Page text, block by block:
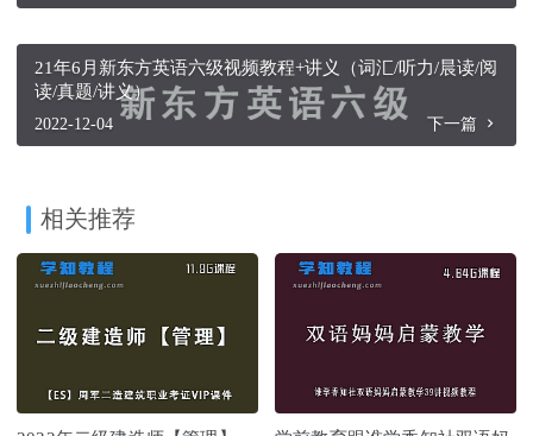
21年6月新东方英语六级视频教程+讲义（词汇/听力/晨读/阅
读/真题/讲义）
2022-12-04 下一篇
相关推荐